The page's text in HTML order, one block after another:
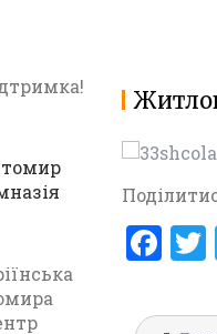
F
ce